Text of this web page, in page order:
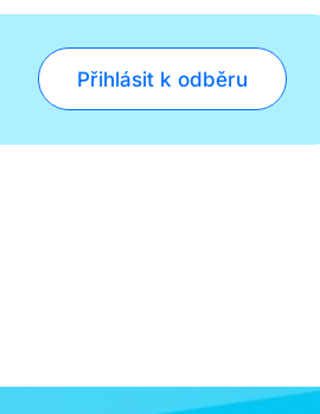
Přihlásit k odběru